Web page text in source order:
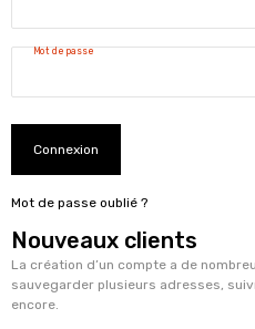
Mot de passe
Connexion
Mot de passe oublié ?
Nouveaux clients
La création d’un compte a de
sauvegarder plusieurs adresses,
encore.